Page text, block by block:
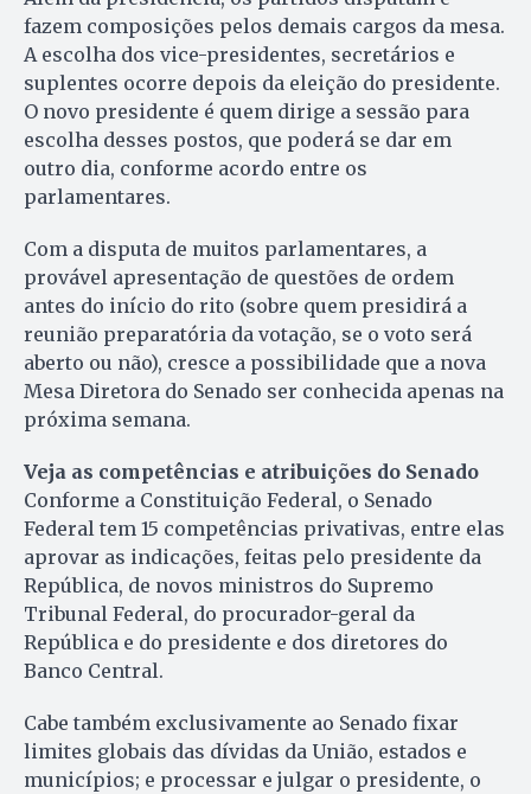
fazem composições pelos demais cargos da mesa.
A escolha dos vice-presidentes, secretários e
suplentes ocorre depois da eleição do presidente.
O novo presidente é quem dirige a sessão para
escolha desses postos, que poderá se dar em
outro dia, conforme acordo entre os
parlamentares.
Com a disputa de muitos parlamentares, a
provável apresentação de questões de ordem
antes do início do rito (sobre quem presidirá a
reunião preparatória da votação, se o voto será
aberto ou não), cresce a possibilidade que a nova
Mesa Diretora do Senado ser conhecida apenas na
próxima semana.
Veja as competências e atribuições do Senado
Conforme a Constituição Federal, o Senado
Federal tem 15 competências privativas, entre elas
aprovar as indicações, feitas pelo presidente da
República, de novos ministros do Supremo
Tribunal Federal, do procurador-geral da
República e do presidente e dos diretores do
Banco Central.
Cabe também exclusivamente ao Senado fixar
limites globais das dívidas da União, estados e
municípios; e processar e julgar o presidente, o